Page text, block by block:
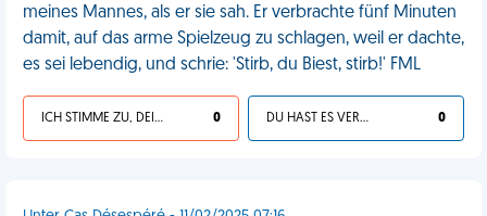
meines Mannes, als er sie sah. Er verbrachte fünf Minuten
damit, auf das arme Spielzeug zu schlagen, weil er dachte,
es sei lebendig, und schrie: 'Stirb, du Biest, stirb!' FML
ICH STIMME ZU, DEIN LEBEN IST SCHEISSE 0 DU HAST ES VERDIENT 0